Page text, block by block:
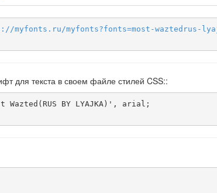
://myfonts . ru /myfonts?fonts=most-waztedrus-
для текста в своем файле стилей CSS::